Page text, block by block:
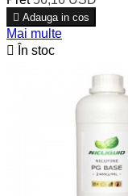
 Adauga in cos
Mai multe

În stoc